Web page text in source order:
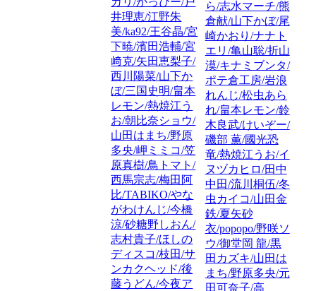
井理恵/江野朱
美/ka92/王谷晶/宮
下暁/濱田浩輔/宮
﨑克/矢田恵梨子/
西川陽菜/山下か
ぼ/三国史明/畠本
レモン/熱焼江う
お/朝比奈ショウ/
山田はまち/野原
多央/岬ミミコ/笠
原真樹/鳥トマト/
西馬宗志/梅田阿
比/TABIKO/やな
がわけんじ/今橋
涼/砂糖野しおん/
志村貴子/ほしの
ディスコ/枝田/サ
ンカクヘッド/後
藤うどん/今夜ア
ら/志水マーチ/熊
倉献/山下かぼ/尾
崎かおり/ナナト
エリ/亀山聡/折山
漠/キナミブンタ/
ポテ倉工房/岩浪
れんじ/松虫あら
れ/畠本レモン/鈴
木良武/けいぞー/
磯部 薫/國光恐
竜/熱焼江うお/イ
ヌヅカヒロ/田中
中田/流川桐伍/冬
虫カイコ/山田金
鉄/夏矢砂
衣/popopo/野咲ソ
ウ/御堂岡 龍/黒
田カズキ/山田は
まち/野原多央/元
田可奈子/高